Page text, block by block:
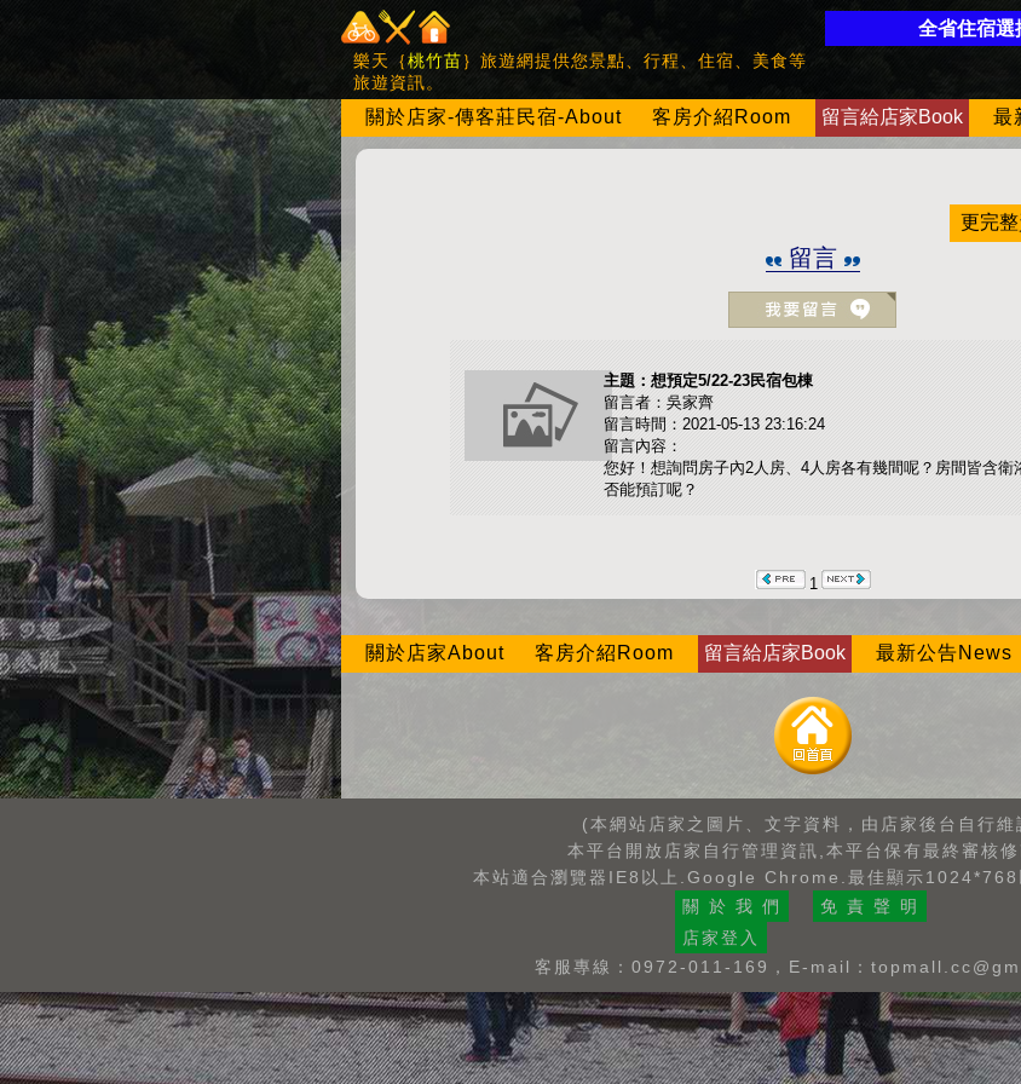
樂天｛桃竹苗｝旅遊網提供您景點、行程、住宿、美食等
旅遊資訊。
全省住宿選
關於店家-傳客莊民宿-About 客房介紹Room 留言給店家Book 最
更完
留言
主題：想預定5/22-23民宿包棟
留言者：吳家齊
留言時間：2021-05-13 23:16:24
留言內容：
您好！想詢問房子內2人房、4人房各有幾間呢？房間皆含衛
否能預訂呢？
1
關於店家About 客房介紹Room 留言給店家Book 最新公告News
(本網站店家之圖片、文字資料，由店家後台自行維
本平台開放店家自行管理資訊,本平台保有最終審核修
本站適合瀏覽器IE8以上.Google Chrome.最佳顯示1024*768
關 於 我 們
免 責 聲 明
店家登入
客服專線：0972-011-169，E-mail：